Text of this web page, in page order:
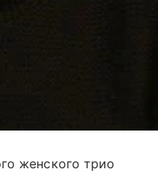
женского трио